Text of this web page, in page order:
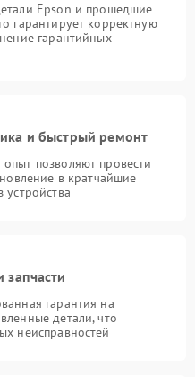
Epson и прошедшие
гарантирует корректную
гарантийных
и быстрый ремонт
позволяют провести
в кратчайшие
запчасти
гарантия на
детали, что
неисправностей